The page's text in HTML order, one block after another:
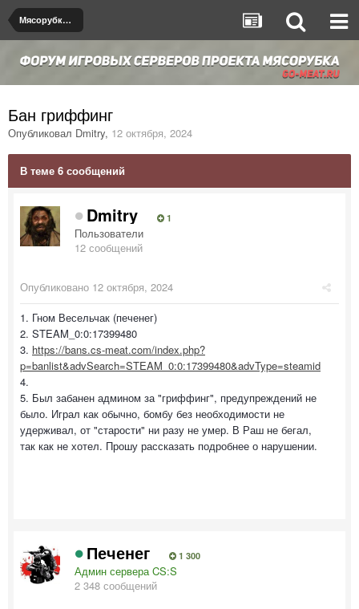
Мясорубка de_dust2
Бан гриффинг
Опубликовал Dmitry, 12 октября, 2024
В теме 6 сообщений
Dmitry 1
Пользователи
12 сообщений
Опубликовано 12 октября, 2024
1. Гном Весельчак (печенег)
2. STEAM_0:0:17399480
3. https://bans.cs-meat.com/index.php?
p=banlist&advSearch=STEAM_0:0:17399480&advType=steamid
4.
5. Был забанен админом за "гриффинг", предупреждений не
было. Играл как обычно, бомбу без необходимости не
удерживал, от "старости" ни разу не умер. В Раш не бегал,
так как не хотел. Прошу рассказать подробнее о нарушении.
Печенег 1 300
Админ сервера CS:S
2 348 сообщений